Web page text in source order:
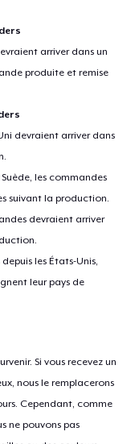
arriver dans un
produite et remise
devraient arriver dans
les commandes
suivant la production.
devraient arriver
les États-Unis,
leur pays de
Si vous recevez un
nous le remplacerons
Cependant, comme
ne pouvons pas